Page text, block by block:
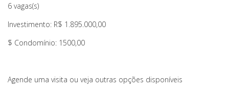
6 vagas(s)
Investimento: R$ 1.895.000,00
$ Condomínio: 1500,00
Agende uma visita ou veja outras opções disponíveis